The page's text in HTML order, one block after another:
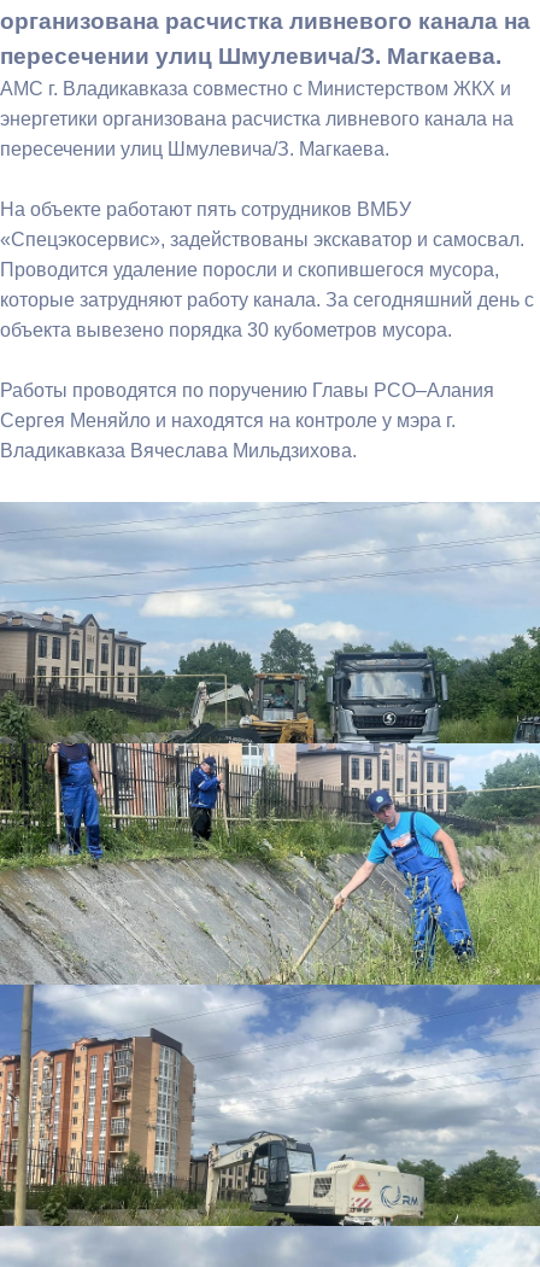
организована расчистка ливневого канала на
пересечении улиц Шмулевича/З. Магкаева.
АМС г. Владикавказа совместно с Министерством ЖКХ и
энергетики организована расчистка ливневого канала на
пересечении улиц Шмулевича/З. Магкаева.
На объекте работают пять сотрудников ВМБУ
«Спецэкосервис», задействованы экскаватор и самосвал.
Проводится удаление поросли и скопившегося мусора,
которые затрудняют работу канала. За сегодняшний день с
объекта вывезено порядка 30 кубометров мусора.
Работы проводятся по поручению Главы РСО–Алания
Сергея Меняйло и находятся на контроле у мэра г.
Владикавказа Вячеслава Мильдзихова.